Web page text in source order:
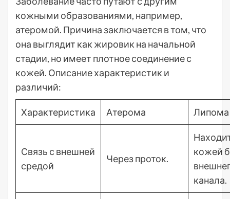
кожными образованиями, например,
атеромой. Причина заключается в том, что
она выглядит как жировик на начальной
стадии, но имеет плотное соединение с
кожей. Описание характеристик и
различий:
Характеристика Атерома Липома
Связь с внешней
средой
Через проток.
кожей
канала.